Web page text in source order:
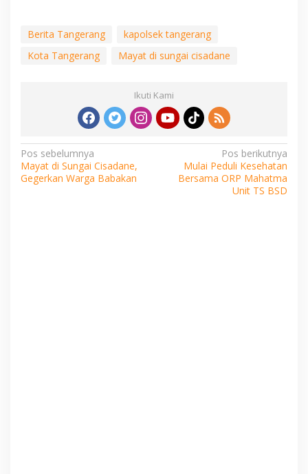
Berita Tangerang
kapolsek tangerang
Kota Tangerang
Mayat di sungai cisadane
Ikuti Kami
Navigasi
pos
Pos sebelumnya
Mayat di Sungai Cisadane,
Gegerkan Warga Babakan
Pos berikutnya
Mulai Peduli Kesehatan
Bersama ORP Mahatma
Unit TS BSD